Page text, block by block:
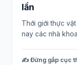
lần
Thới giới thực
nay các nhà
✍️ Đừng gắp cục